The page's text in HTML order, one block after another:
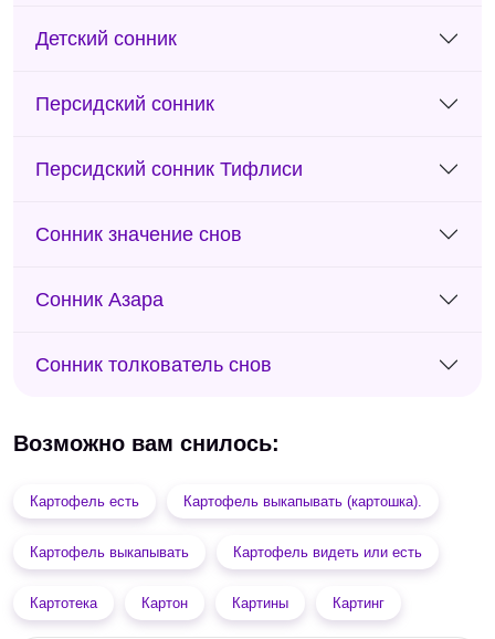
Детский сонник
Персидский сонник
Персидский сонник Тифлиси
Сонник значение снов
Сонник Азара
Сонник толкователь снов
Возможно вам снилось:
Картофель есть Картофель выкапывать (картошка).
Картофель выкапывать Картофель видеть или есть
Картотека Картон Картины Картинг